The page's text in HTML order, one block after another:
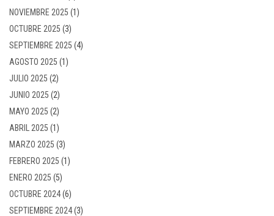
NOVIEMBRE 2025 (1)
OCTUBRE 2025 (3)
SEPTIEMBRE 2025 (4)
AGOSTO 2025 (1)
JULIO 2025 (2)
JUNIO 2025 (2)
MAYO 2025 (2)
ABRIL 2025 (1)
MARZO 2025 (3)
FEBRERO 2025 (1)
ENERO 2025 (5)
OCTUBRE 2024(6)
SEPTIEMBRE 2024(3)